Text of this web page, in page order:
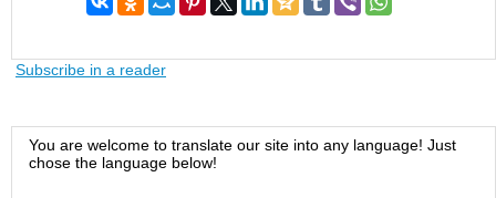
Subscribe in a reader
You are welcome to translate our site into any language! Just
chose the language below!